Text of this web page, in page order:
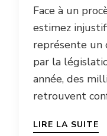
Face à un
estimez
représente
par la
année, des
retrouvent
LIRE LA SUITE